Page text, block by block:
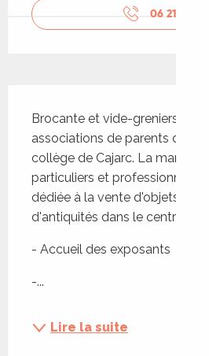
06 21 33 34
Brocante et vide-greniers
associations de parents
collège de Cajarc. La
particuliers et professionnels
dédiée à la vente d'objets
d'antiquités dans le centre de
- Accueil des exposants
-...
Lire la suite